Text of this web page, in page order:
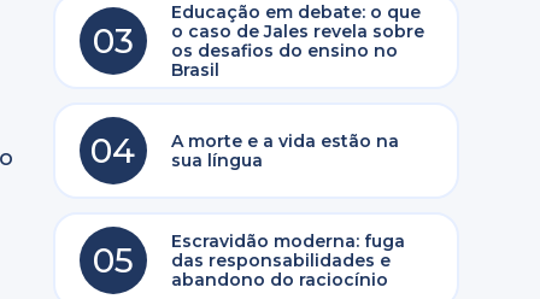
03
Educação em debate: o que
o caso de Jales revela sobre
os desafios do ensino no
Brasil
04
A morte e a vida estão na
sua língua
05
Escravidão moderna: fuga
das responsabilidades e
abandono do raciocínio